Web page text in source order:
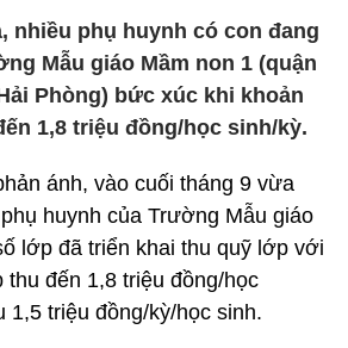
nhiều phụ huynh có con đang
Mẫu giáo Mầm non 1 (quận
Phòng) bức xúc khi khoản
1,8 triệu đồng/học sinh/kỳ.
ánh, vào cuối tháng 9 vừa
huynh của Trường Mẫu giáo
lớp đã triển khai thu quỹ lớp với
đến 1,8 triệu đồng/học
1,5 triệu đồng/kỳ/học sinh.